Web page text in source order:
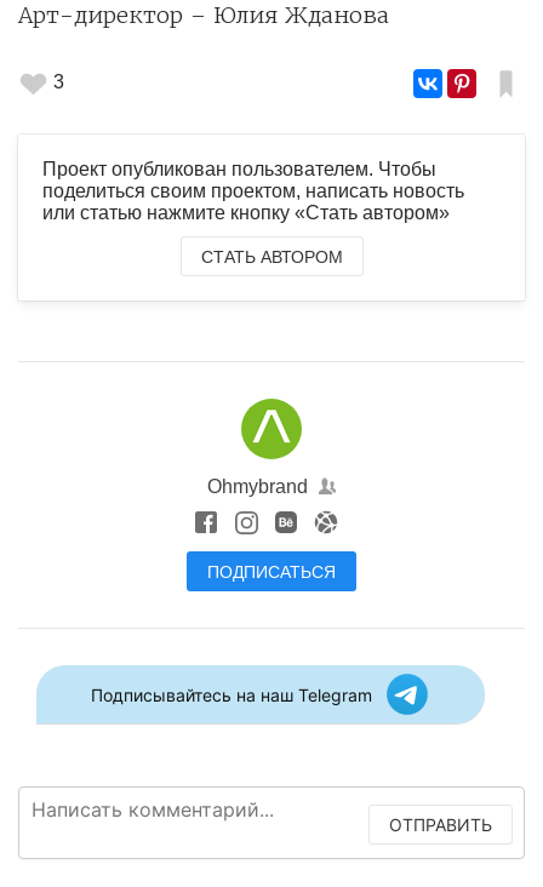
Арт-директор – Юлия Жданова
3
Проект опубликован пользователем. Чтобы
поделиться своим проектом, написать новость
или статью нажмите кнопку «Стать автором»
СТАТЬ АВТОРОМ
Ohmybrand
ПОДПИСАТЬСЯ
Подписывайтесь на наш Telegram
ОТПРАВИТЬ